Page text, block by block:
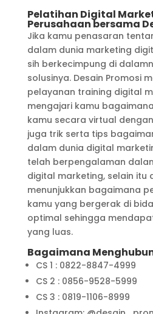
Pelatihan Digital
Perusahaan bersama
Jika kamu penasaran
dalam dunia marketing
sih berkecimpung di
solusinya. Desain Promosi
pelayanan training digital
mengajari kamu
kamu secara virtual
juga trik serta tips
dalam dunia digital
telah berpengalaman
digital marketing, selain itu
menunjukkan bagaimana
kamu yang bergerak di
optimal sehingga
yang luas.
Bagaimana
CS 1 : 0822-8847-4999
CS 2 : 0856-9528-5999
CS 3 : 0819-1106-8999